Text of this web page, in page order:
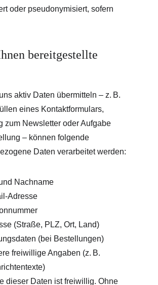
oder pseudonymisiert, sofern
bereitgestellte
aktiv Daten übermitteln – z. B.
eines Kontaktformulars,
zum Newsletter oder Aufgabe
– können folgende
Daten verarbeitet werden:
Nachname
Adresse
(Straße, PLZ, Ort, Land)
(bei Bestellungen)
freiwillige Angaben (z. B.
dieser Daten ist freiwillig. Ohne